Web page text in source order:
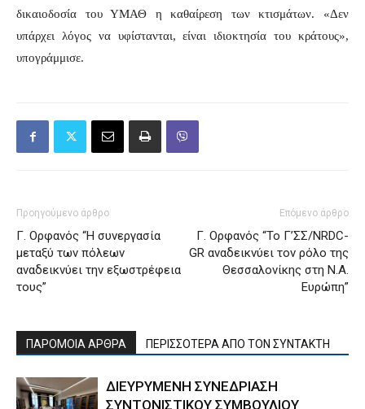
δικαιοδοσία του ΥΜΑΘ η καθαίρεση των κτισμάτων. «Δεν
υπάρχει λόγος να υφίστανται, είναι ιδιοκτησία του κράτους»,
υπογράμμισε.
Προηγούμενο άρθρο
Γ. Ορφανός “Η συνεργασία
μεταξύ των πόλεων
αναδεικνύει την εξωστρέφεια
τους”
Επόμενο άρθρο
Γ. Ορφανός “Το Γ’ΣΣ/NRDC-
GR αναδεικνύει τον ρόλο της
Θεσσαλονίκης στη Ν.Α.
Ευρώπη”
ΠΑΡΟΜΟΙΑ ΑΡΘΡΑ ΠΕΡΙΣΣΟΤΕΡΑ ΑΠΟ ΤΟΝ ΣΥΝΤΑΚΤΗ
ΔΙΕΥΡΥΜΕΝΗ ΣΥΝΕΔΡΙΑΣΗ
ΣΥΝΤΟΝΙΣΤΙΚΟΥ ΣΥΜΒΟΥΛΙΟΥ